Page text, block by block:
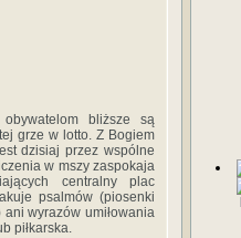
obywatelom bliższe są
grze w lotto. Z Bogiem
dzisiaj przez wspólne
w mszy zaspokaja
centralny plac
psalmów (piosenki
wyrazów umiłowania
piłkarska.